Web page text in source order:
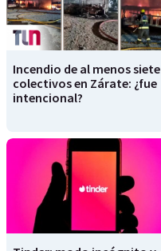
Incendio de al menos siete
colectivos en Zárate: ¿fue
intencional?